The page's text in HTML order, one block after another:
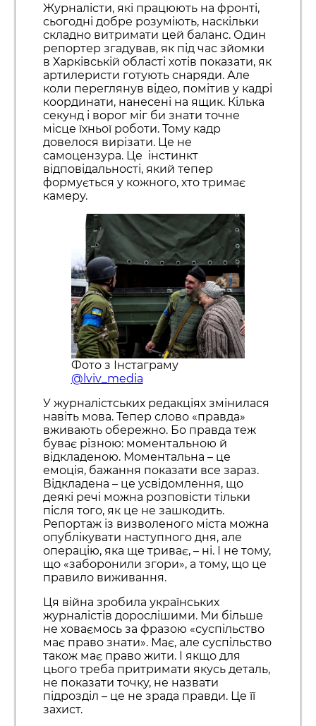
Журналісти, які працюють на фронті,
сьогодні добре розуміють, наскільки
складно витримати цей баланс. Один
репортер згадував, як під час зйомки
в Харківській області хотів показати, як
артилеристи готують снаряди. Але
коли переглянув відео, помітив у кадрі
координати, нанесені на ящик. Кілька
секунд і ворог міг би знати точне
місце їхньої роботи. Тому кадр
довелося вирізати. Це не
самоцензура. Це інстинкт
відповідальності, який тепер
формується у кожного, хто тримає
камеру.
Фото з Інстаграму
@lviv_media
У журналістських редакціях змінилася
навіть мова. Тепер слово «правда»
вживають обережно. Бо правда теж
буває різною: моментальною й
відкладеною. Моментальна – це
емоція, бажання показати все зараз.
Відкладена – це усвідомлення, що
деякі речі можна розповісти тільки
після того, як це не зашкодить.
Репортаж із визволеного міста можна
опублікувати наступного дня, але
операцію, яка ще триває, – ні. І не тому,
що «заборонили згори», а тому, що це
правило виживання.
Ця війна зробила українських
журналістів дорослішими. Ми більше
не ховаємось за фразою «суспільство
має право знати». Має, але суспільство
також має право жити. І якщо для
цього треба притримати якусь деталь,
не показати точку, не назвати
підрозділ – це не зрада правди. Це її
захист.